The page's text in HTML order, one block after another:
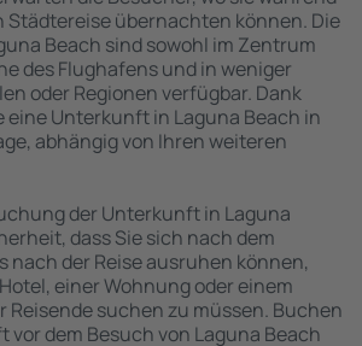
Städtereise übernachten können. Die
Beach sind sowohl im Zentrum
des Flughafens und in weniger
oder Regionen verfügbar. Dank
eine Unterkunft in Laguna Beach in
abhängig von Ihren weiteren
der Unterkunft in Laguna
dass Sie sich nach dem
nach der Reise ausruhen können,
einer Wohnung oder einem
Reisende suchen zu müssen. Buchen
vor dem Besuch von Laguna Beach